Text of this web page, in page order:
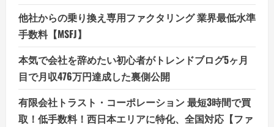
他社からの乗り換え専用ファクタリング 業界最低水準
手数料【MSFJ】
本気で会社を辞めたい初心者がトレンドブログ5ヶ月
目で月収476万円達成した裏側公開
有限会社トラスト・コーポレーション 最短3時間で買
取！低手数料！西日本エリアに特化、全国対応【ファ